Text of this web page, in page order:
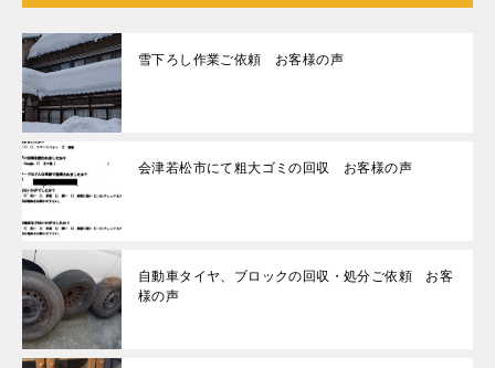
雪下ろし作業ご依頼 お客様の声
会津若松市にて粗大ゴミの回収 お客様の声
自動車タイヤ、ブロックの回収・処分ご依頼 お客
様の声